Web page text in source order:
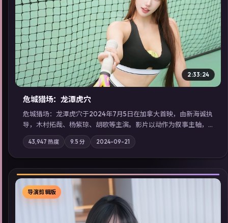
▶
2:33:24
危城猎场：龙潭虎穴
危城猎场：龙潭虎穴于2024年7月5日在加拿大首映，由新海诚执
导，木村拓哉、杨紫琼、胡歌等主演。影片以动作为叙事主轴，
亲情与职责必须在倒计时结束前做出抉择；摄影与配乐强化地域
气质；站内亦可通过「国产免费观看高清电视剧在线看」延展检
索同类型高分佳作，畅享高清在线追剧体验。
43,947 热度 9.5 分 2024-09-21
导演剪辑版